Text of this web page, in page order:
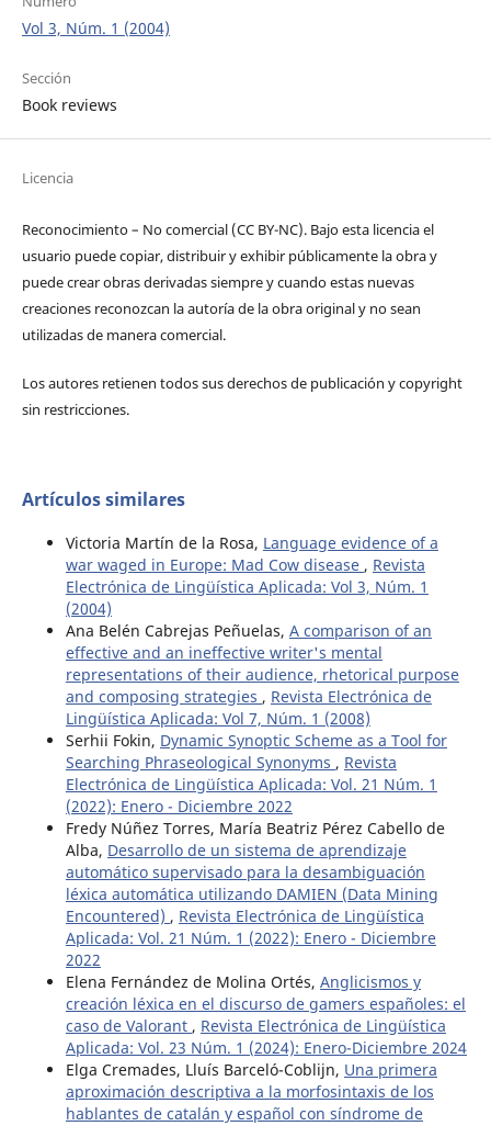
Vol 3, Núm. 1 (2004)
Sección
Book reviews
Licencia
Reconocimiento – No comercial (CC BY-­NC). Bajo esta licencia el
usuario puede copiar, distribuir y exhibir públicamente la obra y
puede crear obras derivadas siempre y cuando estas nuevas
creaciones reconozcan la autoría de la obra original y no sean
utilizadas de manera comercial.
Los autores retienen todos sus derechos de publicación y copyright
sin restricciones.
Artículos similares
Victoria Martín de la Rosa, Language evidence of a
war waged in Europe: Mad Cow disease , Revista
Electrónica de Lingüística Aplicada: Vol 3, Núm. 1
(2004)
Ana Belén Cabrejas Peñuelas, A comparison of an
effective and an ineffective writer's mental
representations of their audience, rhetorical purpose
and composing strategies , Revista Electrónica de
Lingüística Aplicada: Vol 7, Núm. 1 (2008)
Serhii Fokin, Dynamic Synoptic Scheme as a Tool for
Searching Phraseological Synonyms , Revista
Electrónica de Lingüística Aplicada: Vol. 21 Núm. 1
(2022): Enero - Diciembre 2022
Fredy Núñez Torres, María Beatriz Pérez Cabello de
Alba, Desarrollo de un sistema de aprendizaje
automático supervisado para la desambiguación
léxica automática utilizando DAMIEN (Data Mining
Encountered) , Revista Electrónica de Lingüística
Aplicada: Vol. 21 Núm. 1 (2022): Enero - Diciembre
2022
Elena Fernández de Molina Ortés, Anglicismos y
creación léxica en el discurso de gamers españoles: el
caso de Valorant , Revista Electrónica de Lingüística
Aplicada: Vol. 23 Núm. 1 (2024): Enero-Diciembre 2024
Elga Cremades, Lluís Barceló-Coblijn, Una primera
aproximación descriptiva a la morfosintaxis de los
hablantes de catalán y español con síndrome de